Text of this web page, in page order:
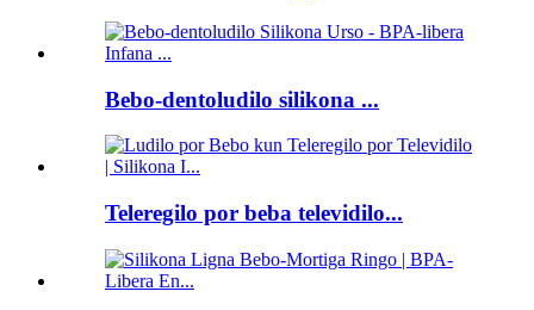
Bebo-dentoludilo silikona ...
Teleregilo por beba televidilo...